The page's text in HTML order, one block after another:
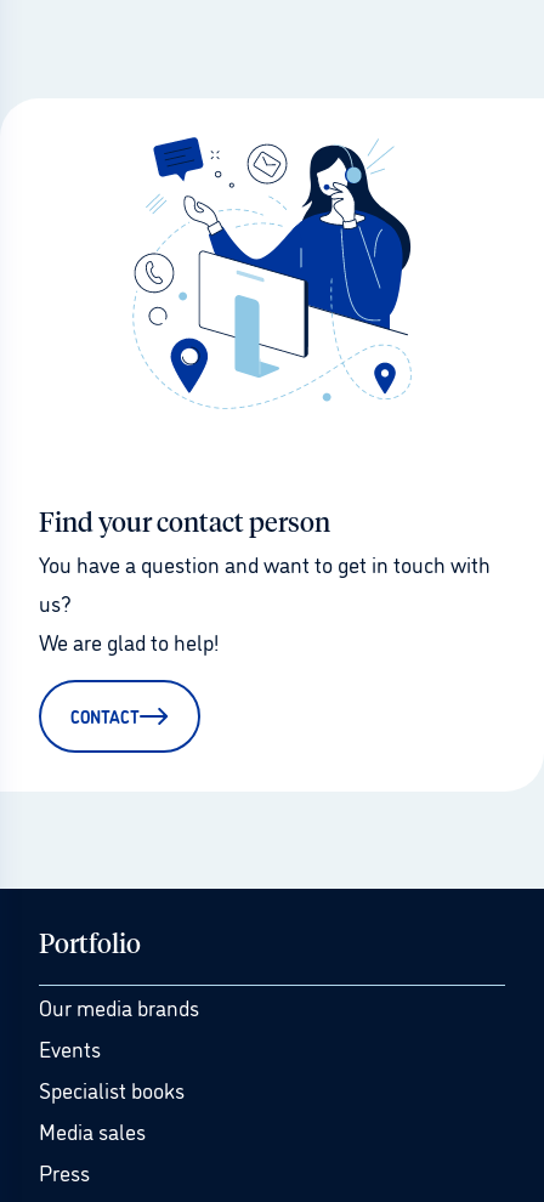
Find your contact person
You have a question and want to get in touch with
us?
We are glad to help!
CONTACT
Portfolio
Our media brands
Events
Specialist books
Media sales
Press